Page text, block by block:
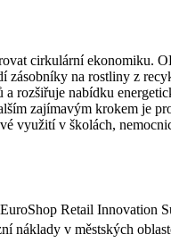
cirkulární ekonomiku.
na rostliny z
rozšiřuje nabídku
zajímavým krokem je
využití v školách,
Retail Innovation
náklady v městských